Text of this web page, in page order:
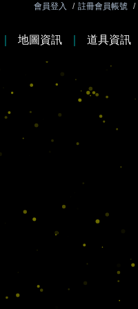
會員登入 / 註冊會員帳號 /